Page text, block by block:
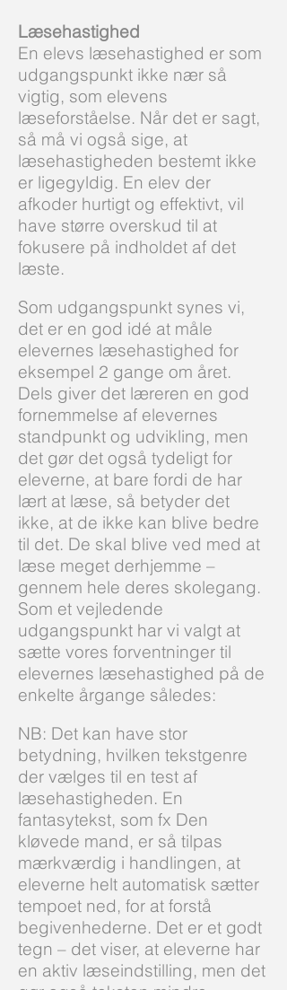
Læsehastighed
En elevs læsehastighed er som
udgangspunkt ikke nær så
vigtig, som elevens
læseforståelse. Når det er sagt,
så må vi også sige, at
læsehastigheden bestemt ikke
er ligegyldig. En elev der
afkoder hurtigt og effektivt, vil
have større overskud til at
fokusere på indholdet af det
læste.
Som udgangspunkt synes vi,
det er en god idé at måle
elevernes læsehastighed for
eksempel 2 gange om året.
Dels giver det læreren en god
fornemmelse af elevernes
standpunkt og udvikling, men
det gør det også tydeligt for
eleverne, at bare fordi de har
lært at læse, så betyder det
ikke, at de ikke kan blive bedre
til det. De skal blive ved med at
læse meget derhjemme –
gennem hele deres skolegang.
Som et vejledende
udgangspunkt har vi valgt at
sætte vores forventninger til
elevernes læsehastighed på de
enkelte årgange således:
NB: Det kan have stor
betydning, hvilken tekstgenre
der vælges til en test af
læsehastigheden. En
fantasytekst, som fx Den
kløvede mand, er så tilpas
mærkværdig i handlingen, at
eleverne helt automatisk sætter
tempoet ned, for at forstå
begivenhederne. Det er et godt
tegn – det viser, at eleverne har
en aktiv læseindstilling, men det